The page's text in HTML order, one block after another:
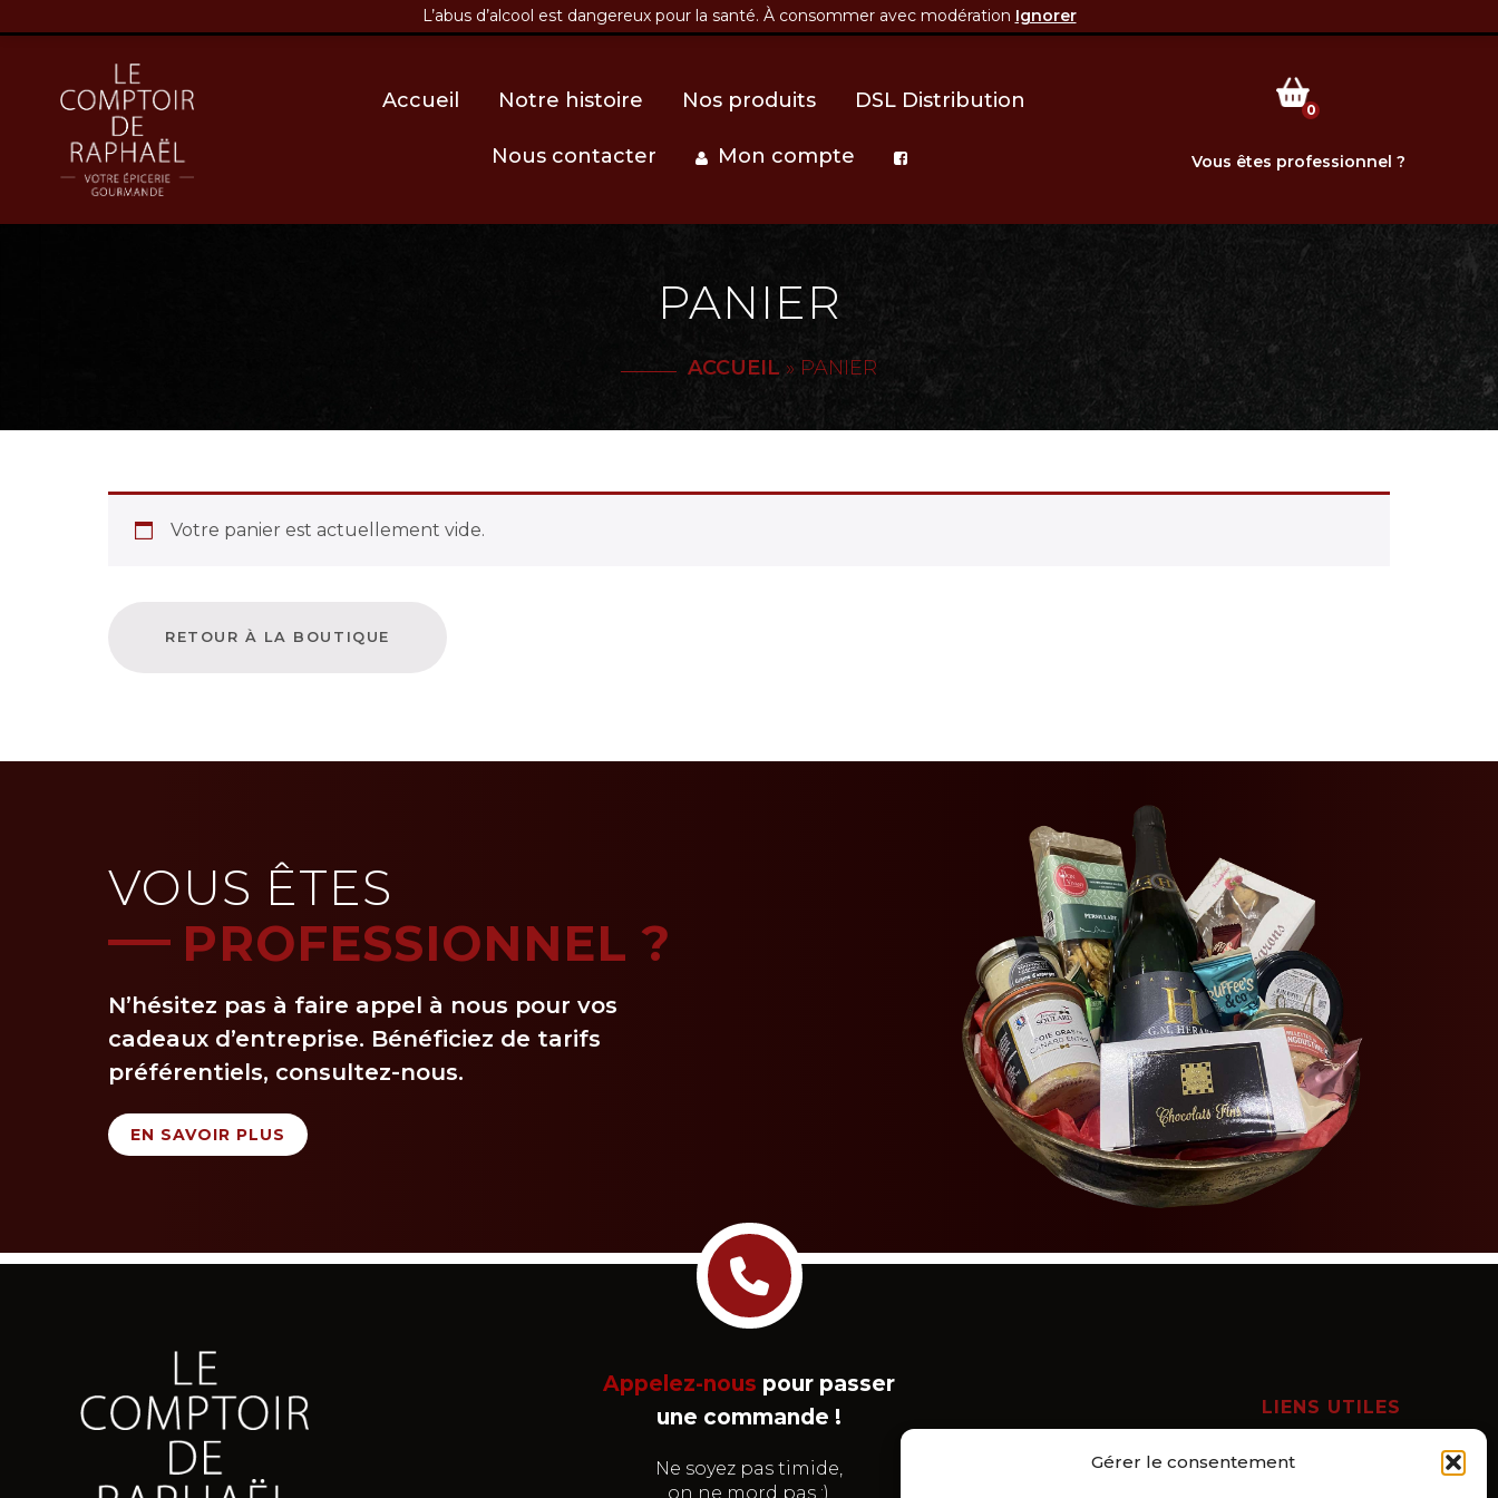
Gérer le consentement
contact@lecomptoirderaphael.fr 42 route du bourg, la ferme du bourg 58270 Saint-Jean-Aux-Amognes
Accueil Notre histoire Nos produits DSL Distribution
Nous contacter Mon compte
0
Vous êtes professionnel ?
PANIER
ACCUEIL » PANIER
Votre panier est actuellement vide.
RETOUR À LA BOUTIQUE
VOUS ÊTES
PROFESSIONNEL ?
N’hésitez pas à faire appel à nous pour vos
cadeaux d’entreprise. Bénéficiez de tarifs
préférentiels, consultez-nous.
EN SAVOIR PLUS
Appelez-nous pour passer
une commande !
Ne soyez pas timide,
on ne mord pas :)
LIENS UTILES
L’abus d’alcool est dangereux pour la santé. À consommer avec modération Ignorer